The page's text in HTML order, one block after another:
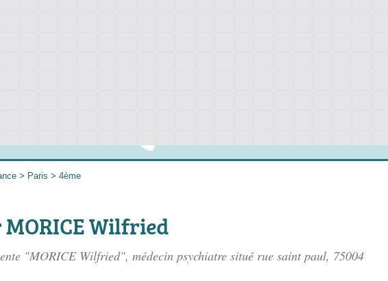
> Paris > 4ème
Wilfried
"MORICE Wilfried", médecin psychiatre situé rue saint paul, 75004